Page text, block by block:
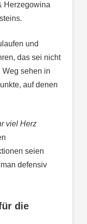
Herzegowina
und
das sei nicht
Weg sehen in
auf denen
viel Herz
seien
defensiv
die